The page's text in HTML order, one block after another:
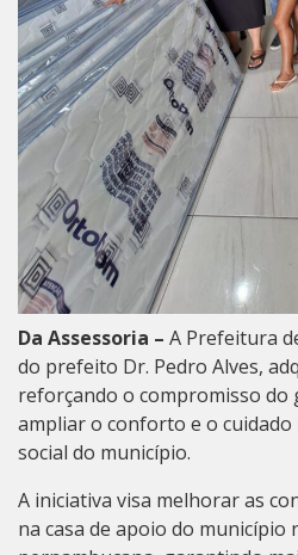
Da Assessoria – A Prefeitura
do prefeito Dr. Pedro Alves,
reforçando o compromisso do
ampliar o conforto e o cuidado
social do município.
A iniciativa visa melhorar as
na casa de apoio do município